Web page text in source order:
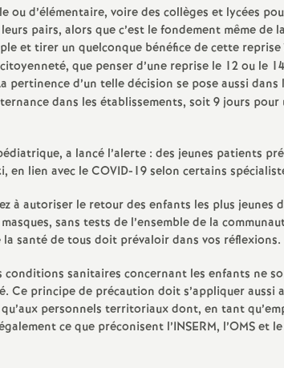
l
d
e
s
E
n
s
e
ou d’élémentaire, voire des collèges et lycées
pairs, alors que c’est le fondement même de
et tirer un quelconque bénéfice de cette reprise
que penser d’une reprise le 12 ou le
pertinence d’un telle décision se pose aussi dans
dans les établissements, soit 9 jours
a lancé l’alerte : des jeunes patients
en lien avec le COVID-19 selon certains
à autoriser le retour des enfants les plus jeunes
sans tests de l’ensemble de la
santé de tous doit prévaloir dans vos réflexions.
sanitaires concernant les enfants ne
Ce principe de précaution doit s’appliquer aussi
personnels territoriaux dont, en tant
ce que préconisent l’INSERM, l’OMS et